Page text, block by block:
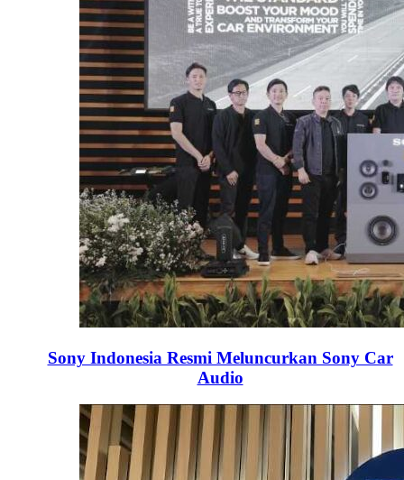
Sony Indonesia Resmi Meluncurkan Sony Car
Audio